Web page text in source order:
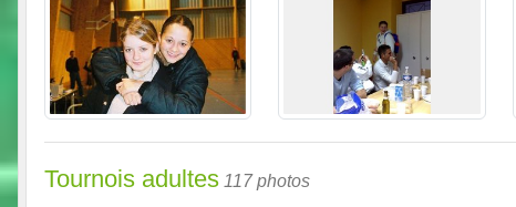
Tournois adultes 117 photos